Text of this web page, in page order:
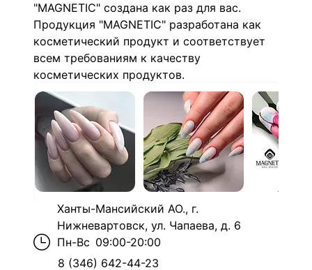
"MAGNETIC" создана как раз для вас.
Продукция "MAGNETIC" разработана как
косметический продукт и соответствует
всем требованиям к качеству
косметических продуктов.
Ханты-Мансийский АО., г.
Нижневартовск, ул. Чапаева, д. 6
Пн-Вс 09:00-20:00
8 (346) 642-44-23